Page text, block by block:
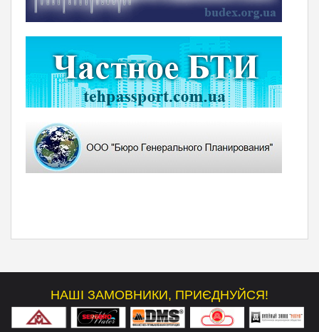
НАШІ ЗАМОВНИКИ, ПРИЄДНУЙСЯ!